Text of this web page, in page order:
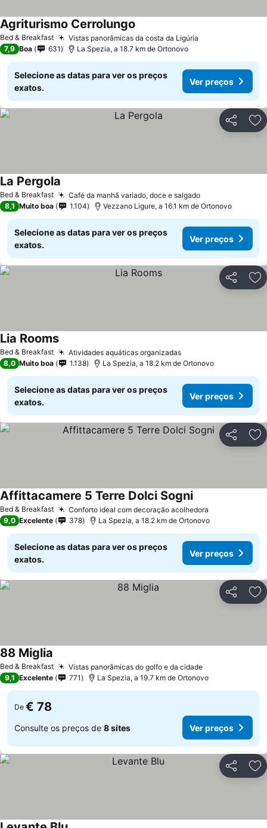
Bed & Breakfast Vistas panorâmicas da costa da Ligúria
Agriturismo Cerrolungo
7,9 Boa 631 La Spezia, a 18.7 km de Ortonovo
Selecione as datas para ver os preços
exatos.
Ver preços
Partilhar
Bed & Breakfast Café da manhã variado, doce e salgado
La Pergola
8,1 Muito boa 1.104 Vezzano Ligure, a 16.1 km de Ortonovo
Selecione as datas para ver os preços
exatos.
Ver preços
Partilhar
Bed & Breakfast Atividades aquáticas organizadas
Lia Rooms
8,0 Muito boa 1.138 La Spezia, a 18.2 km de Ortonovo
Selecione as datas para ver os preços
exatos.
Ver preços
Partilhar
Bed & Breakfast Conforto ideal com decoração acolhedora
Affittacamere 5 Terre Dolci Sogni
9,0 Excelente 378 La Spezia, a 18.2 km de Ortonovo
Selecione as datas para ver os preços
exatos.
Ver preços
Partilhar
Bed & Breakfast Vistas panorâmicas do golfo e da cidade
88 Miglia
9,1 Excelente 771 La Spezia, a 19.7 km de Ortonovo
De € 78
Consulte os preços de 8 sites Ver preços
Partilhar